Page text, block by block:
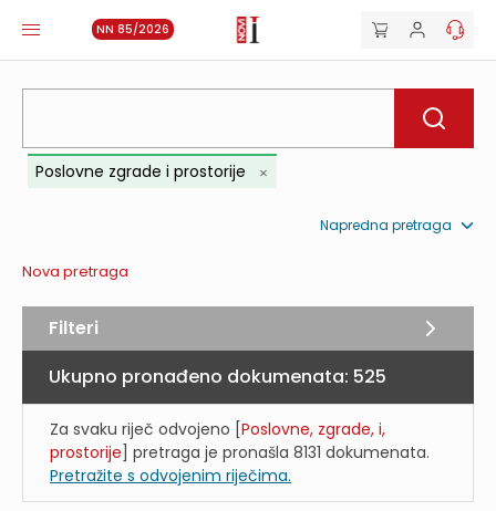
NN 85/2026
Poslovne zgrade i prostorije
Napredna pretraga
Nova pretraga
Ukupno pronađeno dokumenata: 525
Za svaku riječ odvojeno [Poslovne, zgrade, i,
prostorije ] pretraga je pronašla 8131 dokumenata.
Pretražite s odvojenim riječima.
Filteri